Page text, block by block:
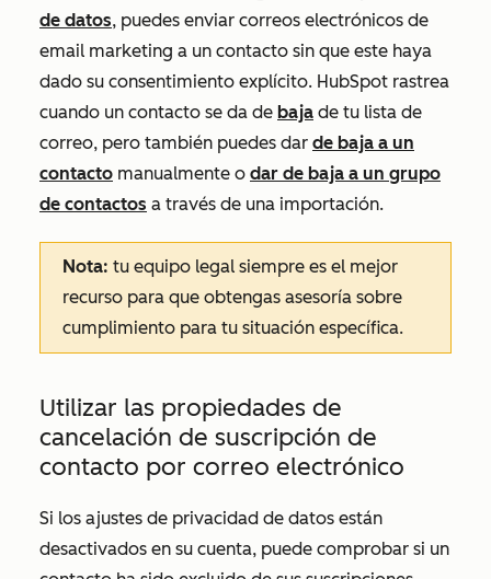
de datos, puedes enviar correos electrónicos de
email marketing a un contacto sin que este haya
dado su consentimiento explícito. HubSpot rastrea
cuando un contacto se da de baja de tu lista de
correo, pero también puedes dar de baja a un
contacto manualmente o dar de baja a un grupo
de contactos a través de una importación.
Nota: tu equipo legal siempre es el mejor
recurso para que obtengas asesoría sobre
cumplimiento para tu situación específica.
Utilizar las propiedades de
cancelación de suscripción de
contacto por correo electrónico
Si los ajustes de privacidad de datos están
desactivados en su cuenta, puede comprobar si un